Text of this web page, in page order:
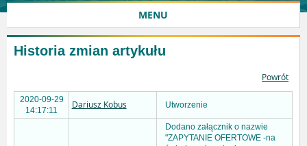
MENU
Historia zmian artykułu
Powrót
2020-09-29
14:17:11
Dariusz Kobus Utworzenie
Dodano załącznik o nazwie
"ZAPYTANIE OFERTOWE -na